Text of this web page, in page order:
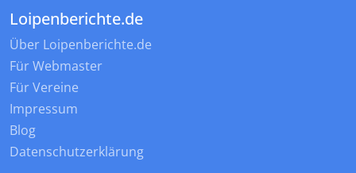
Loipenberichte.de
Über Loipenberichte.de
Für Webmaster
Für Vereine
Impressum
Blog
Datenschutzerklärung